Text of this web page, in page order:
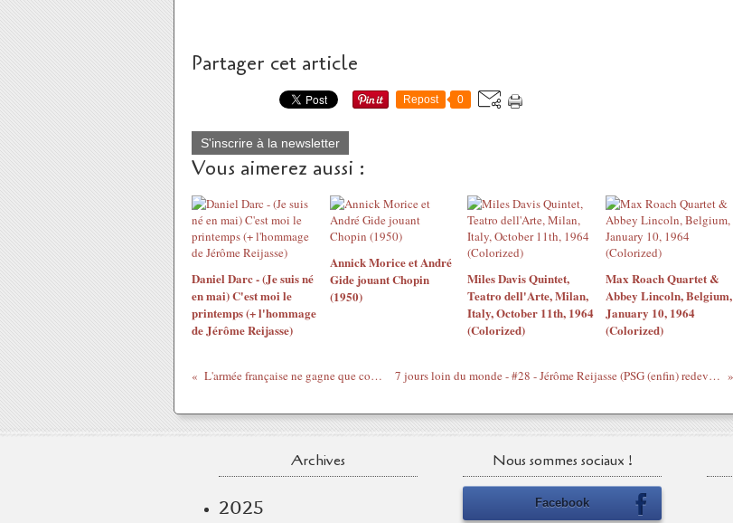
Partager cet article
Repost 0
S'inscrire à la newsletter
Vous aimerez aussi :
Daniel Darc - (Je suis né
en mai) C'est moi le
printemps (+ l'hommage
de Jérôme Reijasse)
Annick Morice et André
Gide jouant Chopin
(1950)
Miles Davis Quintet,
Teatro dell'Arte, Milan,
Italy, October 11th, 1964
(Colorized)
Max Roach Quartet &
Abbey Lincoln, Belgium,
January 10, 1964
(Colorized)
L'armée française ne gagne que contre les Nègres - Malick Noël Seck avril 2011 7 jours loin du monde - #28 - Jérôme Reijasse (PSG (enfin) redevenu PSG, des travestis plein la télé, Hondelatte, marseille, marseille, on t'enc... )
Archives
2025
Nous sommes sociaux !
Facebook